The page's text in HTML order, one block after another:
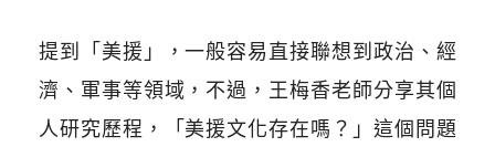
提到「美援」，一般容易直接聯想到政治、經
濟、軍事等領域，不過，王梅香老師分享其個
人研究歷程，「美援文化存在嗎？」這個問題